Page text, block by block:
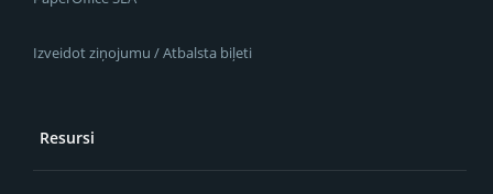
Izveidot ziņojumu / Atbalsta biļeti
Resursi